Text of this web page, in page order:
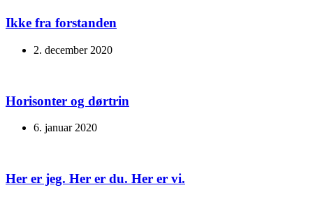
Ikke fra forstanden
2. december 2020
Horisonter og dørtrin
6. januar 2020
Her er jeg. Her er du. Her er vi.